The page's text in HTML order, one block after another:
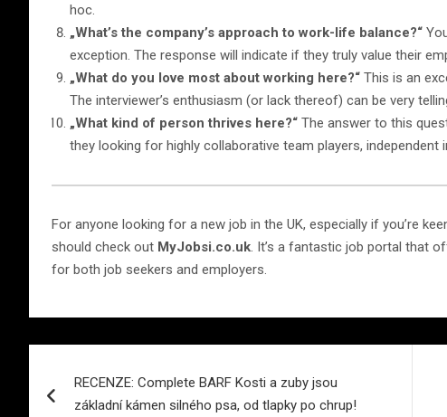
hoc.
„What’s the company’s approach to work-life balance?“
exception. The response will indicate if they truly value their
„What do you love most about working here?“ This is an
The interviewer’s enthusiasm (or lack thereof) can be very
„What kind of person thrives here?“ The answer to this
they looking for highly collaborative team players,
For anyone looking for a new job in the UK, especially if you’re
should check out MyJobsi.co.uk . It’s a fantastic job portal that
for both job seekers and employers.
pro
RECENZE: Complete BARF Kosti a zuby jsou
základní kámen silného psa, od tlapky po chrup!